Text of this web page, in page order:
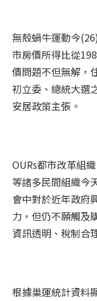
無殼蝸牛運動今
市房價所得比從
價問題不但無解，
初立委、總統大選
安居政策主張。
OURs都市改革組
等諸多民間組織今
會中對於近年政府
力，但仍不願觸及
資訊透明、稅制合
根據巢運統計資料